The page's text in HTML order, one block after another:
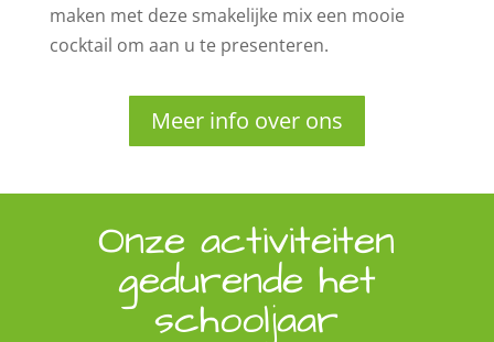
maken met deze smakelijke mix een mooie
cocktail om aan u te presenteren.
Meer info over ons
Onze activiteiten
gedurende het
schooljaar